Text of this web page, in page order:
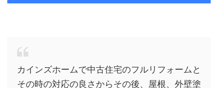
カインズホームで中古住宅のフルリフォームと
その時の対応の良さからその後、屋根、外壁塗